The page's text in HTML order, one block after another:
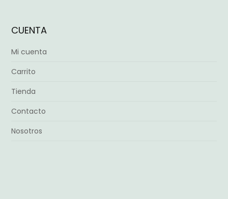
CUENTA
Mi cuenta
Carrito
Tienda
Contacto
Nosotros